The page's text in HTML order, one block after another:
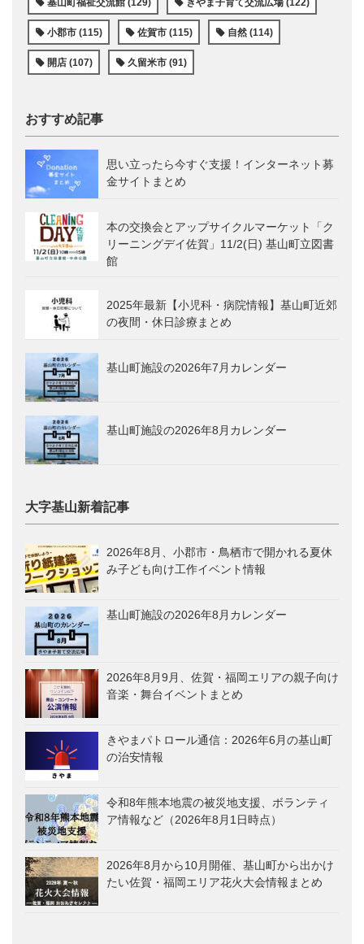
基山町福祉交流館 (129) きやま子育て交流広場 (122)
小郡市 (115) 佐賀市 (115) 自然 (114)
開店 (107) 久留米市 (91)
おすすめ記事
思い立ったら今すぐ支援！インターネット募
金サイトまとめ
本の交換会とアップサイクルマーケット「ク
リーニングデイ佐賀」11/2(日) 基山町立図書
館
2025年最新【小児科・病院情報】基山町近郊
の夜間・休日診療まとめ
基山町施設の2026年7月カレンダー
基山町施設の2026年8月カレンダー
大字基山新着記事
2026年8月、小郡市・鳥栖市で開かれる夏休
み子ども向け工作イベント情報
基山町施設の2026年8月カレンダー
2026年8月9月、佐賀・福岡エリアの親子向け
音楽・舞台イベントまとめ
きやまパトロール通信：2026年6月の基山町
の治安情報
令和8年熊本地震の被災地支援、ボランティ
ア情報など（2026年8月1日時点）
2026年8月から10月開催、基山町から出かけ
たい佐賀・福岡エリア花火大会情報まとめ